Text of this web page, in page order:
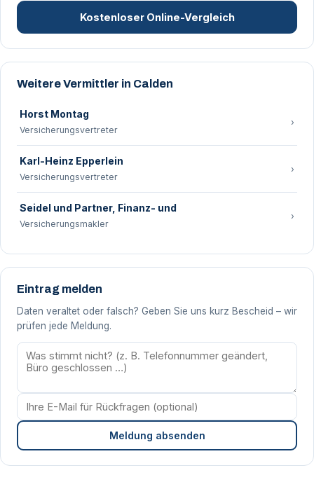
Weitere Vermittler in Calden
Horst Montag
Versicherungsvertreter
›
Karl-Heinz Epperlein
Versicherungsvertreter
›
Seidel und Partner, Finanz- und
Versicherungsmakler
›
Eintrag melden
Daten veraltet oder falsch? Geben Sie uns kurz Bescheid – wir
prüfen jede Meldung.
Meldung absenden
Kostenloser Online-Vergleich